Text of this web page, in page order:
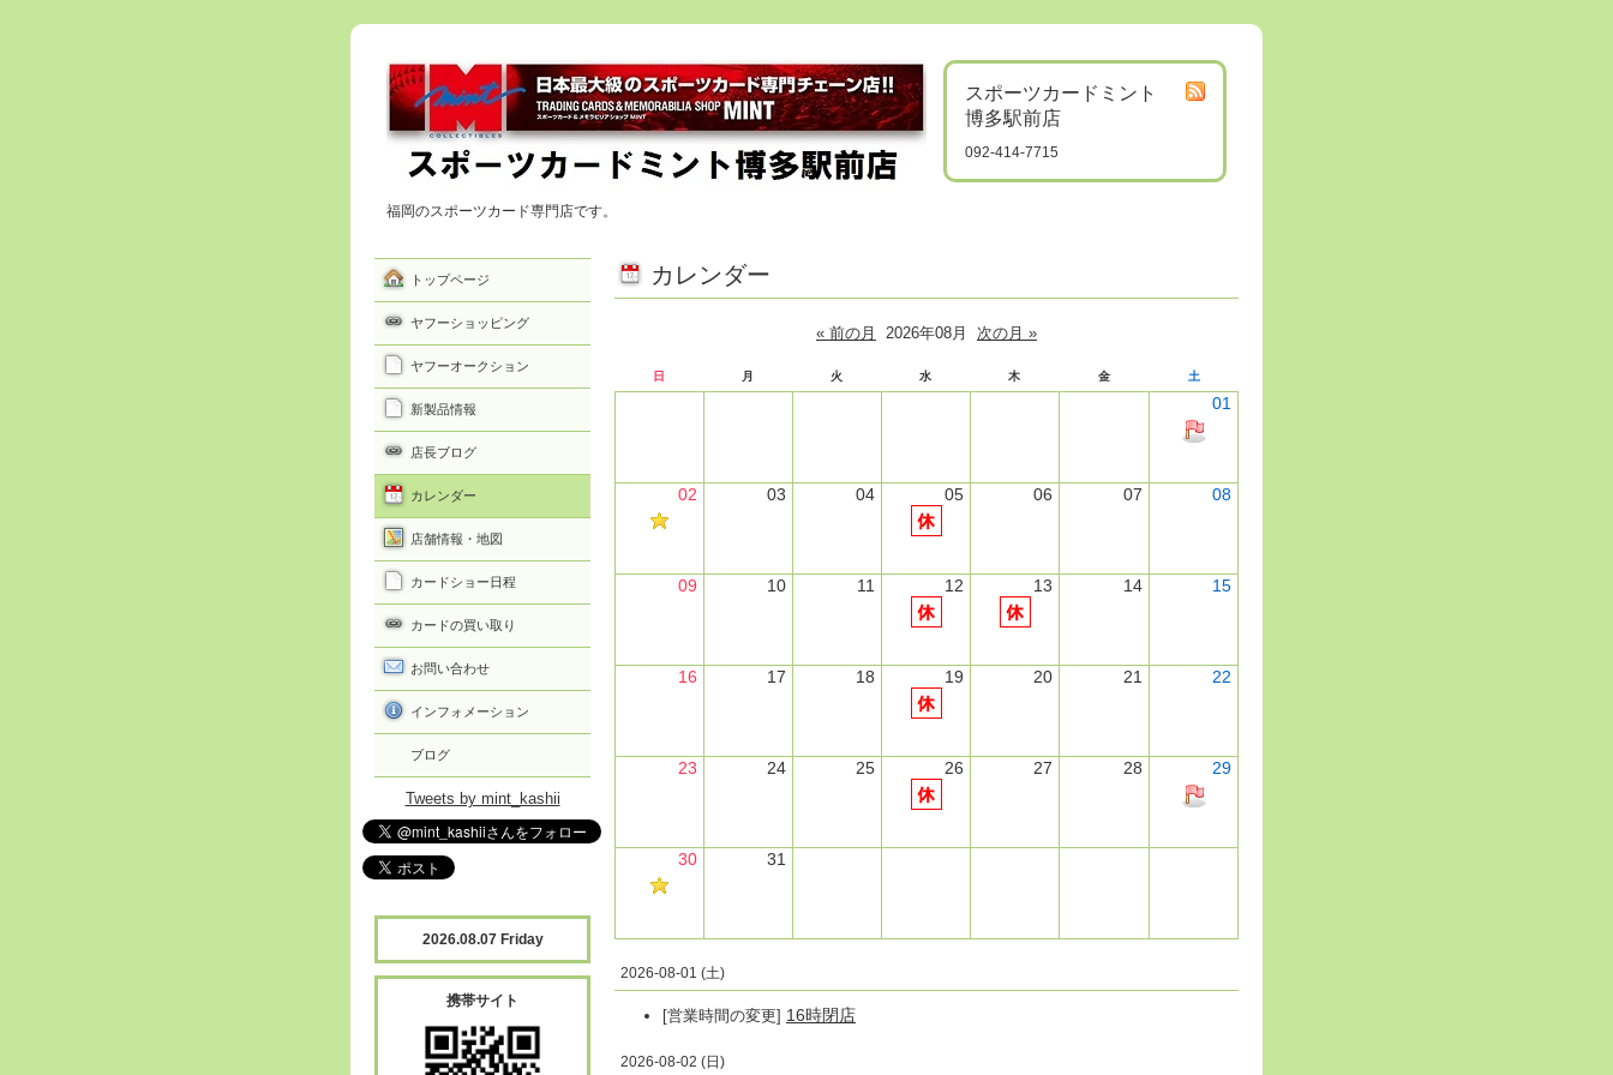
スポーツカードミント
博多駅前店
092-414-7715
福岡のスポーツカード専門店です。
カレンダー
« 前の月 2026年08月 次の月 »
日 月 火 水 木 金 土
01
02 03 04 05 06 07 08
09 10 11 12 13 14 15
16 17 18 19 20 21 22
23 24 25 26 27 28 29
30 31
2026-08-01 (土)
[営業時間の変更] 16時閉店
2026-08-02 (日)
トップページ
ヤフーショッピング
ヤフーオークション
新製品情報
店長ブログ
カレンダー
店舗情報・地図
カードショー日程
カードの買い取り
お問い合わせ
インフォメーション
ブログ
Tweets by mint_kashii
2026.08.07 Friday
携帯サイト